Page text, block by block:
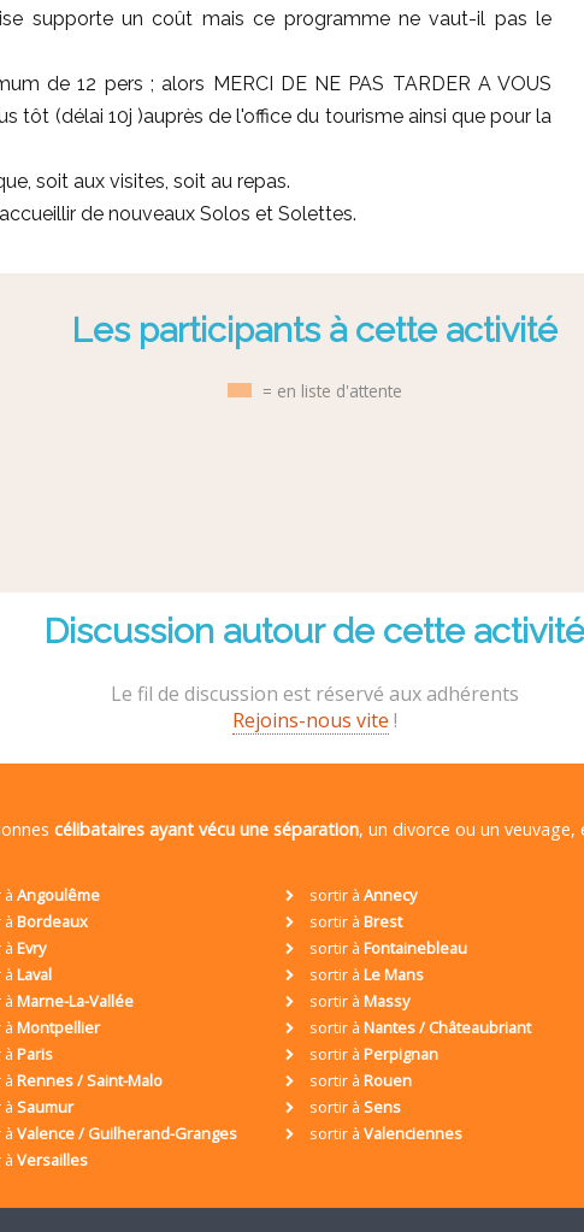
supporte un coût mais ce programme ne vaut-il pas le
de 12 pers ; alors MERCI DE NE PAS TARDER A VOUS
tôt (délai 10j )auprès de l'office du tourisme ainsi que pour la
soit aux visites, soit au repas.
de nouveaux Solos et Solettes.
Les participants à cette activité
= en liste d'attente
Discussion autour de cette activité
Le fil de discussion est réservé aux adhérents
Rejoins-nous vite !
célibataires ayant vécu une séparation, un divorce ou un
Angoulême sortir à Annecy
Bordeaux sortir à Brest
Evry sortir à Fontainebleau
Laval sortir à Le Mans
Marne-La-Vallée sortir à Massy
Montpellier sortir à Nantes / Châteaubriant
Paris sortir à Perpignan
Rennes / Saint-Malo sortir à Rouen
Saumur sortir à Sens
Valence / Guilherand-Granges sortir à Valenciennes
Versailles